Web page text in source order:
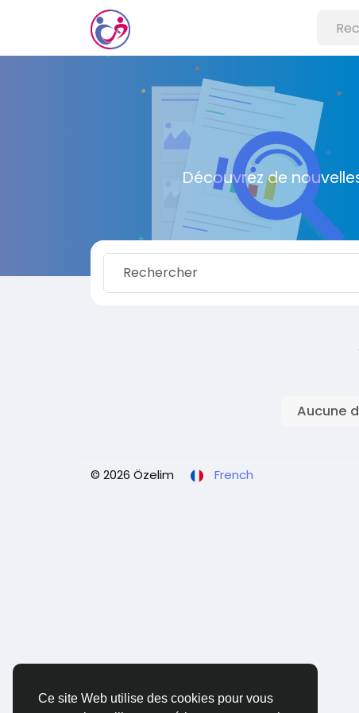
Ce site Web utilise des cookies pour vous
Découvrez de
Aucune
© 2026 Özelim French